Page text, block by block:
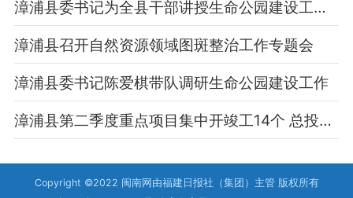
漳浦县委书记为全县干部讲授生命公园建设工作专题辅导课
漳浦县召开自然资源领域图斑整治工作专题会
漳浦县委书记陈爱棋带队调研生命公园建设工作
漳浦县第二季度重点项目集中开竣工14个 总投资45.26亿元
Copyright ©2022 闽南网由福建日报社（集团）主管 版权所有